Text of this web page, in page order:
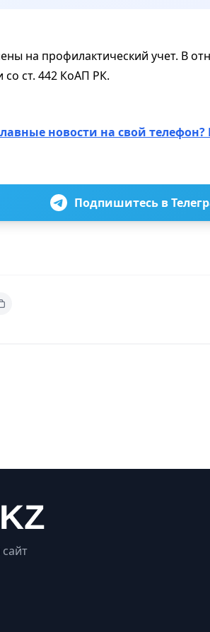
на профилактический учет. В
со ст. 442 КоАП РК.
новости на свой
Подпишитесь в